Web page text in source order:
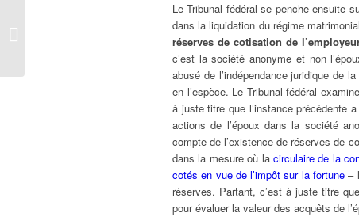
Le Tribunal fédéral se penche ensuite
dans la liquidation du régime
réserves de cotisation de
c’est la société anonyme et non
abusé de l’indépendance juridique de
en l’espèce. Le Tribunal fédéral
à juste titre que l’instance précédente
actions de l’époux dans la société
compte de l’existence de réserves de
dans la mesure où la circulaire de la
cotés en vue de l’impôt sur la fortune–
réserves. Partant, c’est à juste titre
pour évaluer la valeur des acquêts de